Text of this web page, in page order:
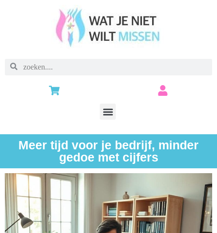
Meer tijd voor je bedrijf, minder
gedoe met cijfers